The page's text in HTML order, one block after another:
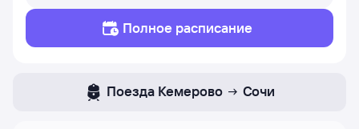
Полное расписание
Поезда Кемерово Сочи